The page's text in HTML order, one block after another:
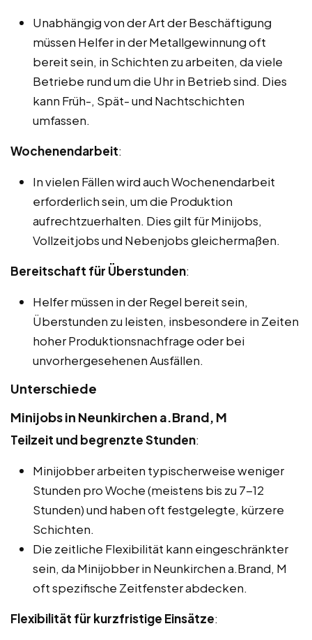
Unabhängig von der Art der Beschäftigung
müssen Helfer in der Metallgewinnung oft
bereit sein, in Schichten zu arbeiten, da viele
Betriebe rund um die Uhr in Betrieb sind. Dies
kann Früh-, Spät- und Nachtschichten
umfassen.
Wochenendarbeit:
In vielen Fällen wird auch Wochenendarbeit
erforderlich sein, um die Produktion
aufrechtzuerhalten. Dies gilt für Minijobs,
Vollzeitjobs und Nebenjobs gleichermaßen.
Bereitschaft für Überstunden:
Helfer müssen in der Regel bereit sein,
Überstunden zu leisten, insbesondere in Zeiten
hoher Produktionsnachfrage oder bei
unvorhergesehenen Ausfällen.
Unterschiede
Minijobs in Neunkirchen a.Brand, M
Teilzeit und begrenzte Stunden:
Minijobber arbeiten typischerweise weniger
Stunden pro Woche (meistens bis zu 7-12
Stunden) und haben oft festgelegte, kürzere
Schichten.
Die zeitliche Flexibilität kann eingeschränkter
sein, da Minijobber in Neunkirchen a.Brand, M
oft spezifische Zeitfenster abdecken.
Flexibilität für kurzfristige Einsätze: